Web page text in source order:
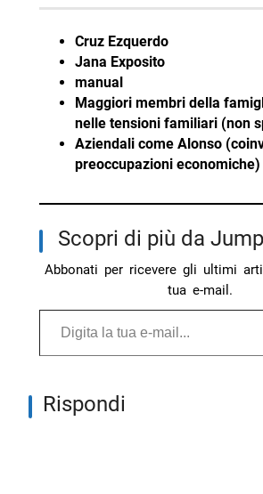
Cruz Ezquerdo
Jana Exposito
manual
Maggiori membri della
nelle tensioni familiari (non
Aziendali come Alonso
preoccupazioni economiche)
Scopri di più da
Abbonati per ricevere gli ultimi
tua e-mail.
Digita la tua e-mail...
Rispondi